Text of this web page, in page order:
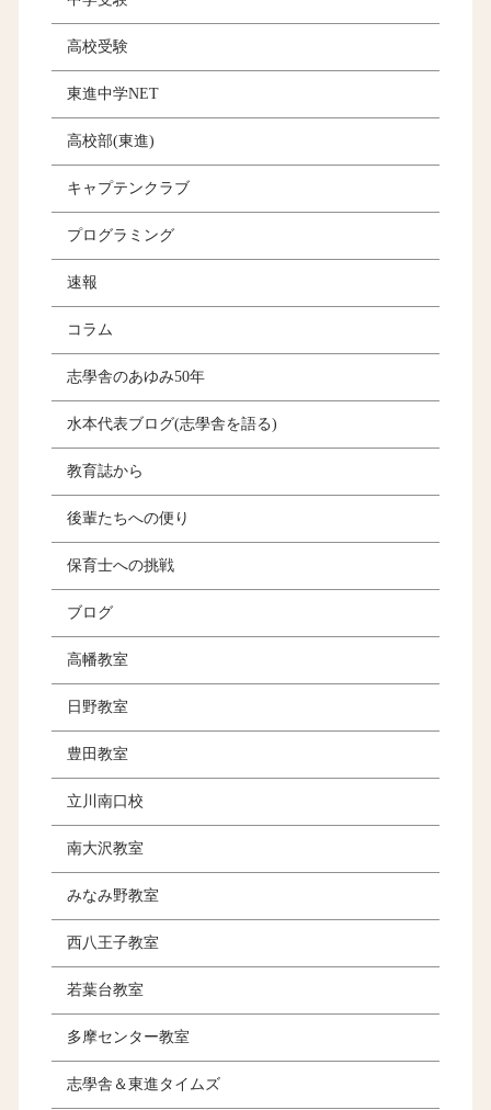
高校受験
東進中学NET
高校部(東進)
キャプテンクラブ
プログラミング
速報
コラム
志學舎のあゆみ50年
水本代表ブログ(志學舎を語る)
教育誌から
後輩たちへの便り
保育士への挑戦
ブログ
高幡教室
日野教室
豊田教室
立川南口校
南大沢教室
みなみ野教室
西八王子教室
若葉台教室
多摩センター教室
志學舎＆東進タイムズ